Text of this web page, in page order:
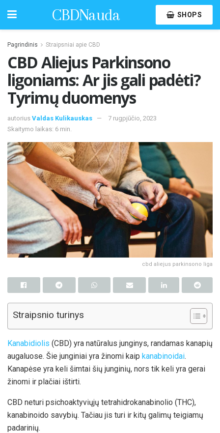
CBDNauda SHOPS
Pagrindinis Straipsniai apie CBD
CBD Aliejus Parkinsono
ligoniams: Ar jis gali padėti?
Tyrimų duomenys
autorius Valdas Kulikauskas
7 rugpjūčio, 2023
Skaitymo laikas: 6 min.
cbd aliejus parkinsono liga
Straipsnio turinys
Kanabidiolis (CBD) yra natūralus junginys, randamas kanapių
augaluose. Šie junginiai yra žinomi kaip kanabinoidai.
Kanapėse yra keli šimtai šių junginių, nors tik keli yra gerai
žinomi ir plačiai ištirti.
CBD neturi psichoaktyviųjų tetrahidrokanabinolio (THC),
kanabinoido savybių. Tačiau jis turi ir kitų galimų teigiamų
padarinių.